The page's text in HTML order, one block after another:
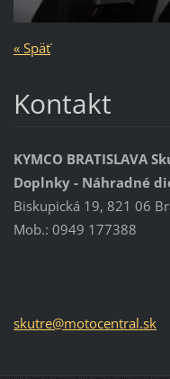
« Späť
Kontakt
KYMCO BRATISLAVA
Doplnky - Náhradné
Biskupická 19, 821 06
Mob.: 0949 177388
skutre@motocentral.sk